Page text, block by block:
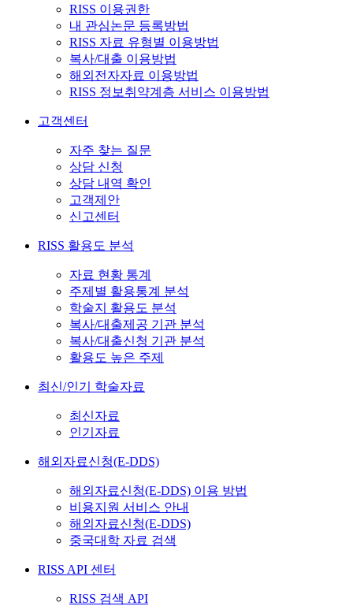
RISS 이용권한
내 관심논문 등록방법
RISS 자료 유형별 이용방법
복사/대출 이용방법
해외전자자료 이용방법
RISS 정보취약계층 서비스 이용방법
고객센터
자주 찾는 질문
상담 신청
상담 내역 확인
고객제안
신고센터
RISS 활용도 분석
자료 현황 통계
주제별 활용통계 분석
학술지 활용도 분석
복사/대출제공 기관 분석
복사/대출신청 기관 분석
활용도 높은 주제
최신/인기 학술자료
최신자료
인기자료
해외자료신청(E-DDS)
해외자료신청(E-DDS) 이용 방법
비용지원 서비스 안내
해외자료신청(E-DDS)
중국대학 자료 검색
RISS API 센터
RISS 검색 API